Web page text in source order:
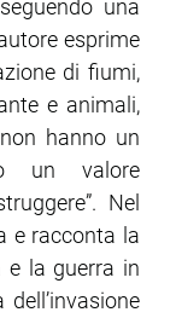
una
esprime
di fiumi,
e animali,
hanno un
un valore
Nel
e racconta la
e la guerra in